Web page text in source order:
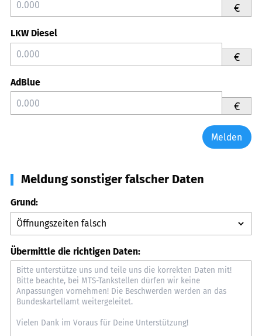
€
LKW Diesel
€
AdBlue
€
Melden
Meldung sonstiger falscher Daten
Grund:
Übermittle die richtigen Daten: